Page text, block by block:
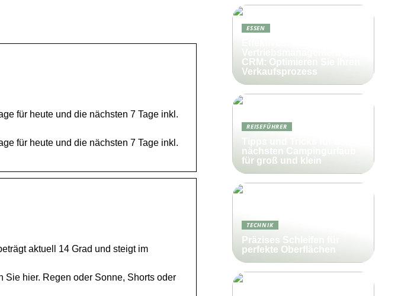
für heute und die nächsten 7 Tage inkl.
für heute und die nächsten 7 Tage inkl.
aktuell 14 Grad und steigt im
Sie hier. Regen oder Sonne, Shorts oder
ESSEN
CRM: Optimieren Sie Ihren
Verkaufsprozess
REISEFÜHRER
nächsten Campingurlaub
für groß und klein
TECHNIK
Präzises Schleifen für
perfekte Oberflächen